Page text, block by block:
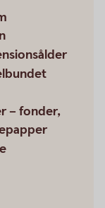
– fonder,